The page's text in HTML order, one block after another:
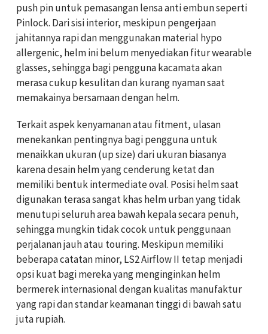
push pin untuk pemasangan lensa anti embun seperti
Pinlock. Dari sisi interior, meskipun pengerjaan
jahitannya rapi dan menggunakan material hypo
allergenic, helm ini belum menyediakan fitur wearable
glasses, sehingga bagi pengguna kacamata akan
merasa cukup kesulitan dan kurang nyaman saat
memakainya bersamaan dengan helm.
Terkait aspek kenyamanan atau fitment, ulasan
menekankan pentingnya bagi pengguna untuk
menaikkan ukuran (up size) dari ukuran biasanya
karena desain helm yang cenderung ketat dan
memiliki bentuk intermediate oval. Posisi helm saat
digunakan terasa sangat khas helm urban yang tidak
menutupi seluruh area bawah kepala secara penuh,
sehingga mungkin tidak cocok untuk penggunaan
perjalanan jauh atau touring. Meskipun memiliki
beberapa catatan minor, LS2 Airflow II tetap menjadi
opsi kuat bagi mereka yang menginginkan helm
bermerek internasional dengan kualitas manufaktur
yang rapi dan standar keamanan tinggi di bawah satu
juta rupiah.